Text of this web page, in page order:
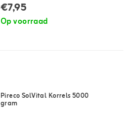
€7,95
Op voorraad
Pireco SolVital Korrels 5000
gram